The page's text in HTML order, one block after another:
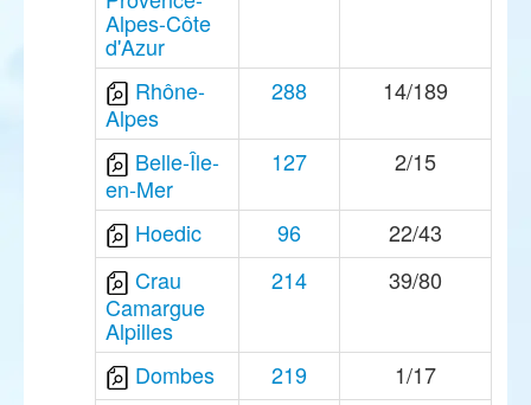
Alpes-Côte
d'Azur
Rhône-
Alpes
288 14/189
Belle-Île-
en-Mer
127 2/15
Hoedic 96
22/43
Crau
Camargue
Alpilles
214 39/80
Dombes 219
1/17